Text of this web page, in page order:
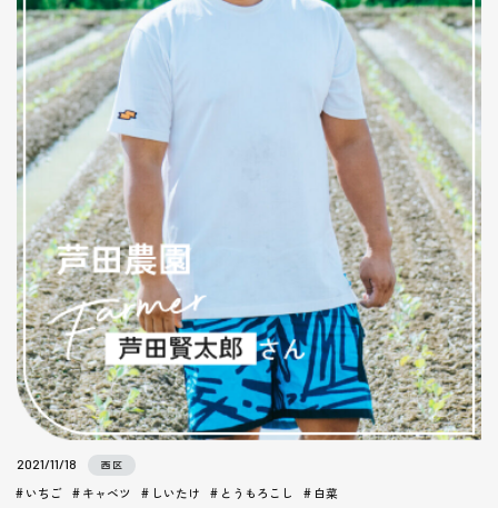
2021/11/18 西区
いちご キャベツ しいたけ とうもろこし 白菜